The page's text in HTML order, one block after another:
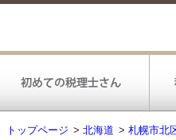
トップページ > 北海道 > 札幌市北